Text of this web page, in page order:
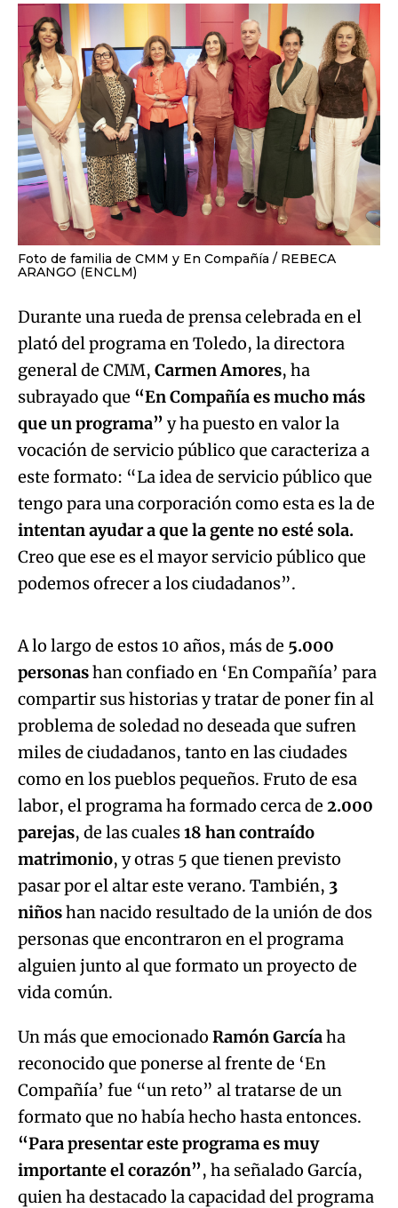
Foto de familia de CMM y En Compañía
REBECA
ARANGO (ENCLM)
Durante una rueda de prensa celebrada en el
plató del programa en Toledo, la directora
general de CMM, Carmen Amores, ha
subrayado que “En Compañía es mucho más
que un programa” y ha puesto en valor la
vocación de servicio público que caracteriza a
este formato: “La idea de servicio público que
tengo para una corporación como esta es la de
intentan ayudar a que la gente no esté sola.
Creo que ese es el mayor servicio público que
podemos ofrecer a los ciudadanos”.
Algo salió mal.
Try again
A lo largo de estos 10 años, más de 5.000
personashan confiado en ‘En Compañía’ para
compartir sus historias y tratar de poner fin al
problema de soledad no deseada que sufren
miles de ciudadanos, tanto en las ciudades
como en los pueblos pequeños. Fruto de esa
labor, el programa ha formado cerca de 2.000
parejas, de las cuales18 han contraído
matrimonio, y otras 5 que tienen previsto
pasar por el altar este verano. También, 3
niñoshan nacido resultado de la unión de dos
personas que encontraron en el programa
alguien junto al que formato un proyecto de
vida común.
Un más que emocionado Ramón Garcíaha
reconocido que ponerse al frente de ‘En
Compañía’ fue “un reto” al tratarse de un
formato que no había hecho hasta entonces.
“Para presentar este programa es muy
importante el corazón”, ha señalado García,
quien ha destacado la capacidad del programa